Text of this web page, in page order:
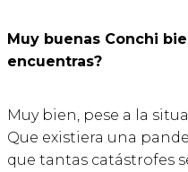
Muy buenas Conchi
encuentras?
Muy bien, pese a la
Que existiera una
que tantas catástrofes